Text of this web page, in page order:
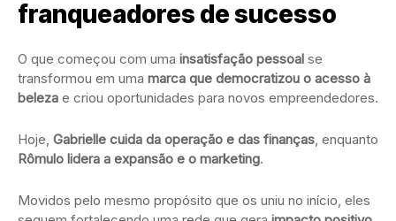
franqueadores de sucesso
O que começou com uma insatisfação pessoal se
transformou em uma marca que democratizou o acesso à
beleza e criou oportunidades para novos empreendedores.
Hoje, Gabrielle cuida da operação e das finanças, enquanto
Rômulo lidera a expansão e o marketing.
Movidos pelo mesmo propósito que os uniu no início, eles